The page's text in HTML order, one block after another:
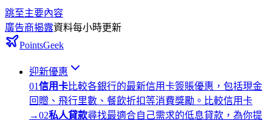
跳至主要內容
廣告商揭露資料每小時更新
PointsGeek
迎新優惠
01信用卡比較各銀行的最新信用卡簽賬優惠，包括現金
回贈、飛行里數、餐飲折扣等消費獎勵。 比較信用卡
→02私人貸款尋找最適合自己需求的低息貸款，為你提